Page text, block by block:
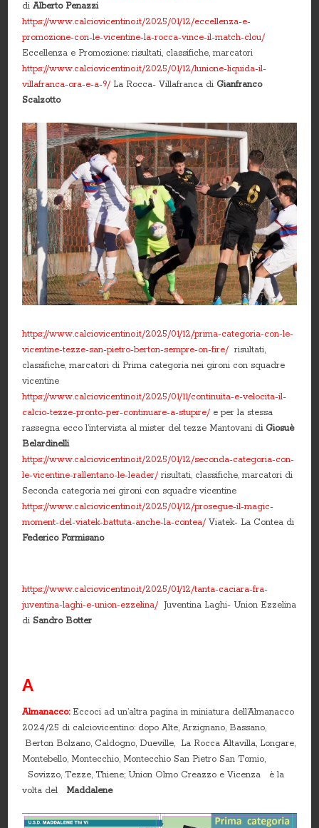
diAlberto Penazzi
https://www.calciovicentino.it/2025/01/12/eccellenza-e-
promozione-con-le-vicentine-la-rocca-vince-il-match-clou/
Eccellenza e Promozione: risultati, classifiche, marcatori
https://www.calciovicentino.it/2025/01/12/lunione-liquida-il-
villafranca-ora-e-a-9/ La Rocca- Villafranca di Gianfranco
Scalzotto
https://www.calciovicentino.it/2025/01/12/prima-categoria-con-le-
vicentine-tezze-san-pietro-berton-sempre-on-fire/ risultati,
classifiche, marcatori di Prima categoria nei gironi con squadre
vicentine
https://www.calciovicentino.it/2025/01/11/continuita-e-velocita-il-
calcio-tezze-pronto-per-continuare-a-stupire/ e per la stessa
rassegna ecco l’intervista al mister del tezze Mantovani di Giosuè
Belardinelli
https://www.calciovicentino.it/2025/01/12/seconda-categoria-con-
le-vicentine-rallentano-le-leader/ risultati, classifiche, marcatori di
Seconda categoria nei gironi con squadre vicentine
https://www.calciovicentino.it/2025/01/12/prosegue-il-magic-
moment-del-viatek-battuta-anche-la-contea/ Viatek- La Contea di
Federico Formisano
https://www.calciovicentino.it/2025/01/12/tanta-caciara-fra-
juventina-laghi-e-union-ezzelina/ Juventina Laghi- Union Ezzelina
di Sandro Botter
A
Almanacco: Eccoci ad un’altra pagina in miniatura dell’Almanacco
2024/25 di calciovicentino: dopo Alte, Arzignano, Bassano,
Berton Bolzano, Caldogno, Dueville, La Rocca Altavilla, Longare,
Montebello, Montecchio, Montecchio San Pietro San Tomio,
Sovizzo, Tezze, Thiene; Union Olmo Creazzo e Vicenza è la
volta del
Maddalene